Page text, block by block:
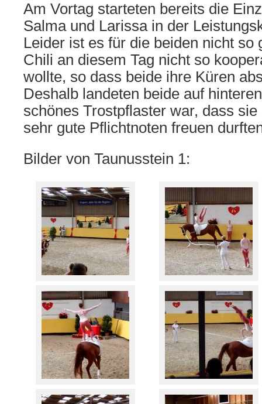
Am Vortag starteten bereits die
Salma und Larissa in der
Leider ist es für die beiden nicht so
Chili an diesem Tag nicht so
wollte, so dass beide ihre Küren
Deshalb landeten beide auf
schönes Trostpflaster war, dass
sehr gute Pflichtnoten freuen
Bilder von Taunusstein 1: